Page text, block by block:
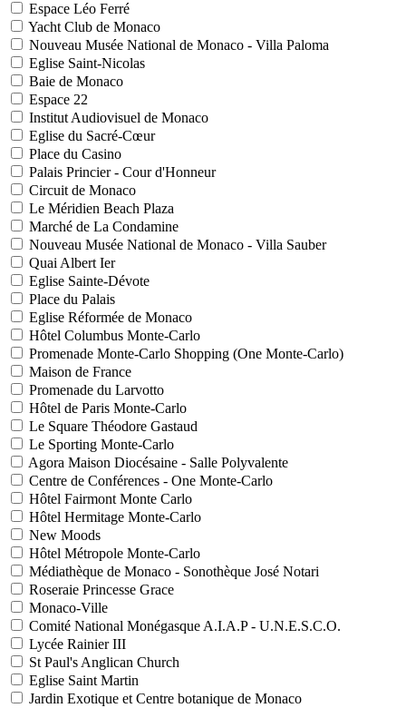
Espace Léo Ferré
Yacht Club de Monaco
Nouveau Musée National de Monaco - Villa Paloma
Eglise Saint-Nicolas
Baie de Monaco
Espace 22
Institut Audiovisuel de Monaco
Eglise du Sacré-Cœur
Place du Casino
Palais Princier - Cour d'Honneur
Circuit de Monaco
Le Méridien Beach Plaza
Marché de La Condamine
Nouveau Musée National de Monaco - Villa Sauber
Quai Albert Ier
Eglise Sainte-Dévote
Place du Palais
Eglise Réformée de Monaco
Hôtel Columbus Monte-Carlo
Promenade Monte-Carlo Shopping (One Monte-Carlo)
Maison de France
Promenade du Larvotto
Hôtel de Paris Monte-Carlo
Le Square Théodore Gastaud
Le Sporting Monte-Carlo
Agora Maison Diocésaine - Salle Polyvalente
Centre de Conférences - One Monte-Carlo
Hôtel Fairmont Monte Carlo
Hôtel Hermitage Monte-Carlo
New Moods
Hôtel Métropole Monte-Carlo
Médiathèque de Monaco - Sonothèque José Notari
Roseraie Princesse Grace
Monaco-Ville
Comité National Monégasque A.I.A.P - U.N.E.S.C.O.
Lycée Rainier III
St Paul's Anglican Church
Eglise Saint Martin
Jardin Exotique et Centre botanique de Monaco